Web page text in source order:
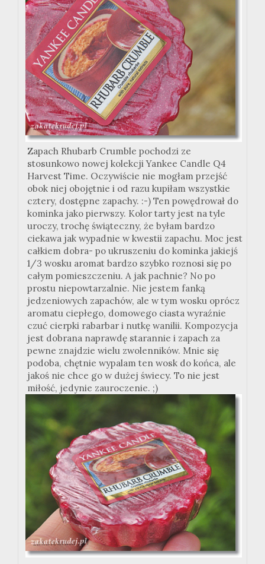
Zapach Rhubarb Crumble pochodzi ze
stosunkowo nowej kolekcji Yankee Candle Q4
Harvest Time. Oczywiście nie mogłam przejść
obok niej obojętnie i od razu kupiłam wszystkie
cztery, dostępne zapachy. :-) Ten powędrował do
kominka jako pierwszy. Kolor tarty jest na tyle
uroczy, trochę świąteczny, że byłam bardzo
ciekawa jak wypadnie w kwestii zapachu. Moc jest
całkiem dobra- po ukruszeniu do kominka jakiejś
1/3 wosku aromat bardzo szybko roznosi się po
całym pomieszczeniu. A jak pachnie? No po
prostu niepowtarzalnie. Nie jestem fanką
jedzeniowych zapachów, ale w tym wosku oprócz
aromatu ciepłego, domowego ciasta wyraźnie
czuć cierpki rabarbar i nutkę wanilii. Kompozycja
jest dobrana naprawdę starannie i zapach za
pewne znajdzie wielu zwolenników. Mnie się
podoba, chętnie wypalam ten wosk do końca, ale
jakoś nie chce go w dużej świecy. To nie jest
miłość, jedynie zauroczenie. ;)